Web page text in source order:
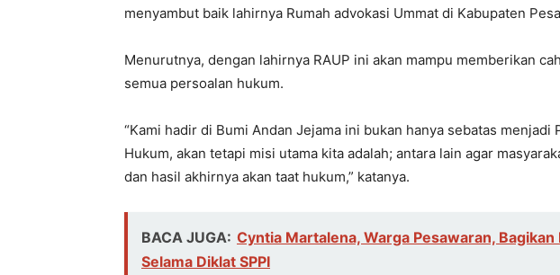
menyambut baik lahirnya Rumah advokasi Ummat di Kabupaten
Menurutnya, dengan lahirnya RAUP ini akan mampu memberikan
semua persoalan hukum.
“Kami hadir di Bumi Andan Jejama ini bukan hanya sebatas menjadi
Hukum, akan tetapi misi utama kita adalah; antara lain agar
dan hasil akhirnya akan taat hukum,” katanya.
BACA JUGA: Cyntia Martalena, Warga Pesawaran,
Selama Diklat SPPI